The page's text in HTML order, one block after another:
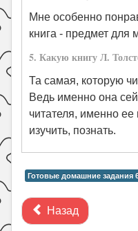
Мне особенно
книга - предмет для
5. Какую книгу Л.
Та самая, которую
Ведь именно она
читателя, именно
изучить, познать.
Готовые домашние задания
Назад